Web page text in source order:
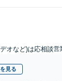
オなど)は応相談営
見る